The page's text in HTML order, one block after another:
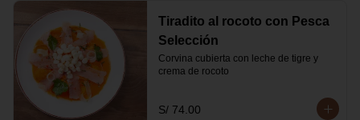
Tiradito al rocoto con Pesca
Selección
Corvina cubierta con leche de tigre y
crema de rocoto
S/ 74.00